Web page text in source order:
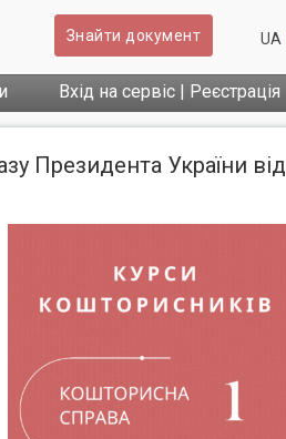
Знайти документ UA
Вхід на сервіс | Реєстрація
Президента України від